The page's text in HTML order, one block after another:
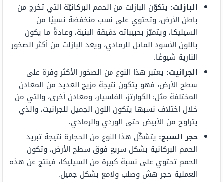
البازلت: يتكوّن البازلت من الحمم البركانيّة التي تخرج من
باطن الأرض، وتحتوي على نسب منخفضة نسبيًا من
السيليكا، ويتميّز بحبيباته دقيقة البنية، وعادةً ما يكون
باللون الأسود المائل للرمادي، ويعد البازلت من أكثر الصخور
النارية شيوعًا.
الجرانيت: يعتبر هذا النوع من الصخور الأكثر وفرة على
سطح الأرض، فهو يتكون نتيجة مزيج العديد من المعادن
المختلفة مثل: الكوارتز، الفلسيار، ومعادن أخرى، والتي من
خلال اختلاف نسبها يتكون اللون الجميل للجرانيت، والذي
يتراوح من الأبيض حتى الوردي والرمادي.
حجر السبج: يتشكّل هذا النوع من الحجارة نتيجة تبريد
الحمم البركانية بشكل سريع فوق سطح الأرض، وتكون
الحمم تحتوي على نسبة كبيرة من السيليكا، فينتج عن هذه
العملية حجر هش وصلب ولامع بشكل جميل.